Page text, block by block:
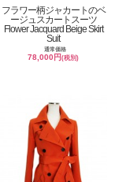
フラワー柄ジャカートのベ
ージュスカートスーツ
Flower Jacquard Beige Skirt
Suit
通常価格
78,000円(税別)